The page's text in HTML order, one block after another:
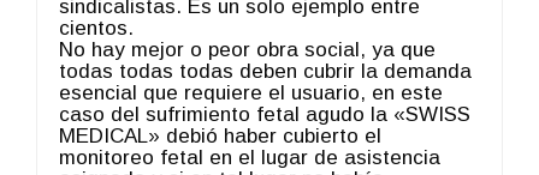
sindicalistas. Es un solo ejemplo entre
cientos.
No hay mejor o peor obra social, ya que
todas todas todas deben cubrir la demanda
esencial que requiere el usuario, en este
caso del sufrimiento fetal agudo la «SWISS
MEDICAL» debió haber cubierto el
monitoreo fetal en el lugar de asistencia